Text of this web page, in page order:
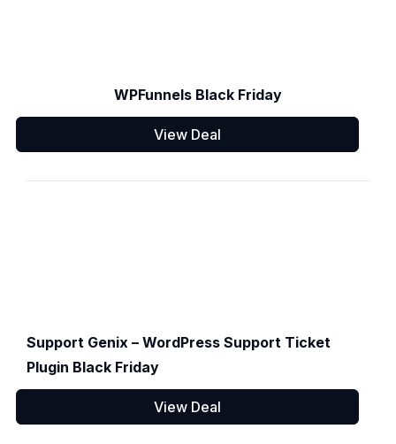
WPFunnels Black Friday
View Deal
Support Genix – WordPress Support Ticket
Plugin Black Friday
View Deal